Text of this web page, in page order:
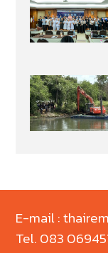
E-mail :
Tel. 083